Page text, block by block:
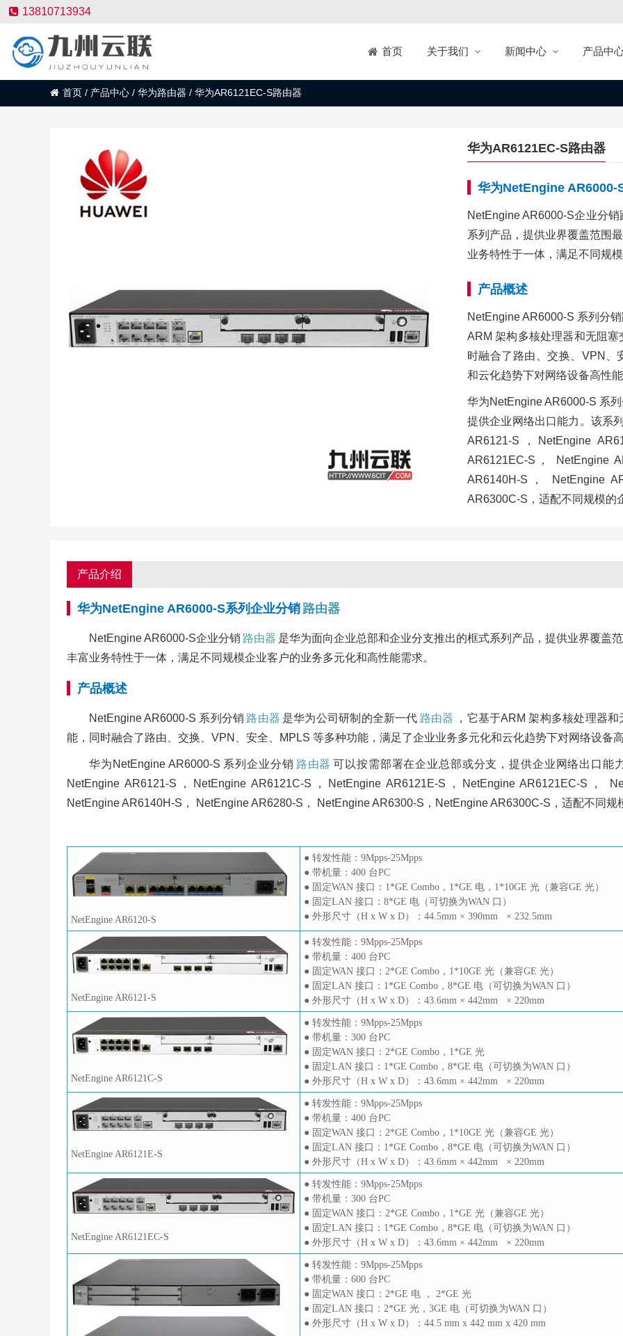
13810713934
首页 关于我们 新闻中心 产品中
首页 / 产品中心 / 华为路由器 / 华为AR6121EC-S路由器
华为AR6121EC-S路由器
华为NetEngine AR6000-
NetEngine AR6000-S企业分
系列产品，提供业界覆盖范围
业务特性于一体，满足不同规
产品概述
NetEngine AR6000-S 系列分
ARM 架构多核处理器和无阻
时融合了路由、交换、VPN、
和云化趋势下对网络设备高性能
华为NetEngine AR6000-S 系
提供企业网络出口能力。该系
AR6121-S，NetEngine
AR6121EC-S， NetEngine
AR6140H-S， NetEngine
AR6300C-S，适配不同规模的
产品介绍
华为NetEngine AR6000-S系列企业分销 路由器
NetEngine AR6000-S企业分销 路由器 是华为面向企业总部和企业分支推出的框式系列产品，提供业界覆盖
丰富业务特性于一体，满足不同规模企业客户的业务多元化和高性能需求。
产品概述
NetEngine AR6000-S 系列分销 路由器 是华为公司研制的全新一代 路由器
，它基于ARM 架构多核处理器
能，同时融合了路由、交换、VPN、安全、MPLS 等多种功能，满足了企业业务多元化和云化趋势下对网络设备高
华为NetEngine AR6000-S 系列企业分销 路由器 可以按需部署在企业总部或分支，提供企业网络出口能
NetEngine AR6121-S，NetEngine AR6121C-S，NetEngine AR6121E-S，NetEngine AR6121EC-S，
NetEngine AR6140H-S， NetEngine AR6280-S， NetEngine AR6300-S，NetEngine AR6300C-S，适配不同规
NetEngine AR6120-S
● 转发性能：9Mpps-25Mpps
● 带机量：400 台PC
● 固定WAN 接口：1*GE Combo，1*GE 电，1*10GE 光（兼容GE 光）
● 固定LAN 接口：8*GE 电（可切换为WAN 口）
● 外形尺寸（H x W x D）：44.5mm × 390mm × 232.5mm
NetEngine AR6121-S
● 转发性能：9Mpps-25Mpps
● 带机量：400 台PC
● 固定WAN 接口：2*GE Combo，1*10GE 光（兼容GE 光）
● 固定LAN 接口：1*GE Combo，8*GE 电（可切换为WAN 口）
● 外形尺寸（H x W x D）：43.6mm × 442mm × 220mm
NetEngine AR6121C-S
● 转发性能：9Mpps-25Mpps
● 带机量：300 台PC
● 固定WAN 接口：2*GE Combo，1*GE 光
● 固定LAN 接口：1*GE Combo，8*GE 电（可切换为WAN 口）
● 外形尺寸（H x W x D）：43.6mm × 442mm × 220mm
NetEngine AR6121E-S
● 转发性能：9Mpps-25Mpps
● 带机量：400 台PC
● 固定WAN 接口：2*GE Combo，1*10GE 光（兼容GE 光）
● 固定LAN 接口：1*GE Combo，8*GE 电（可切换为WAN 口）
● 外形尺寸（H x W x D）：43.6mm × 442mm × 220mm
NetEngine AR6121EC-S
● 转发性能：9Mpps-25Mpps
● 带机量：300 台PC
● 固定WAN 接口：2*GE Combo，1*GE 光（兼容GE 光）
● 固定LAN 接口：1*GE Combo，8*GE 电（可切换为WAN 口）
● 外形尺寸（H x W x D）：43.6mm × 442mm × 220mm
● 转发性能：9Mpps-25Mpps
● 带机量：600 台PC
● 固定WAN 接口：2*GE 电 ， 2*GE 光
● 固定LAN 接口：2*GE 光，3GE 电（可切换为WAN 口）
● 外形尺寸（H x W x D）：44.5 mm x 442 mm x 420 mm